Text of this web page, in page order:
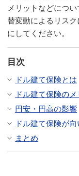
メリットなどにつ
替変動によるリス
にしてください。
目次
ドル建て保険とは
ドル建て保険の
円安・円高の影響
ドル建て保険が
まとめ